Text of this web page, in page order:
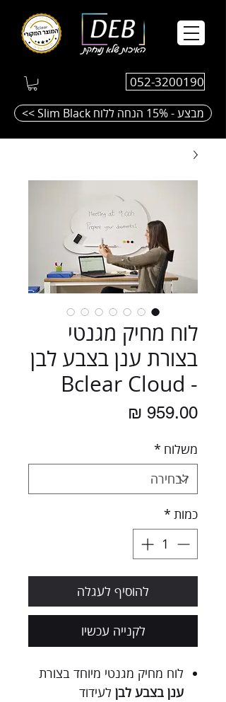
052-3200190
<< Slim Black מבצע - 15% הנחה ללוח
לוח מחיק מגנטי
בצורת ענן בצבע לבן
- Bclear Cloud
משלוח *
כמות *
להוסיף לעגלה
לקנייה עכשיו
לוח מחיק מגנטי מיוחד בצורת
ענן בצבע לבן לעידוד